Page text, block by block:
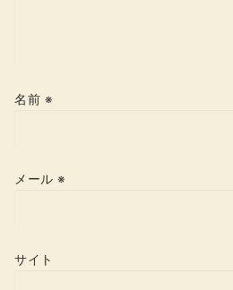
名前 ※
メール ※
サイト